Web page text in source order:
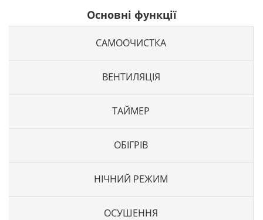
Основні функції
САМООЧИСТКА
ТАЙМЕР
НІЧНИЙ РЕЖИМ
ВЕНТИЛЯЦІЯ
ОБІГРІВ
ОСУШЕННЯ